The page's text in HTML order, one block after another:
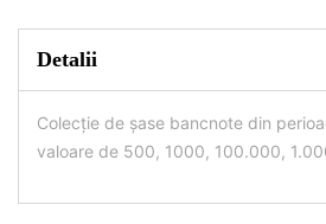
Detalii
Colecție de șase bancnote din
valoare de 500, 1000, 100.000,